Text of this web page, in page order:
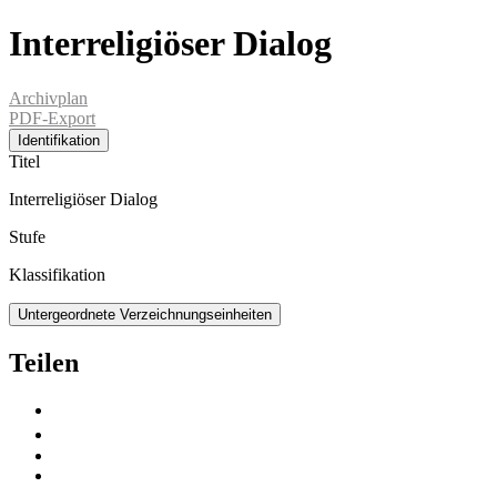
Interreligiöser Dialog
Archivplan
PDF-Export
Identifikation
Titel
Interreligiöser Dialog
Stufe
Klassifikation
Untergeordnete Verzeichnungseinheiten
Teilen